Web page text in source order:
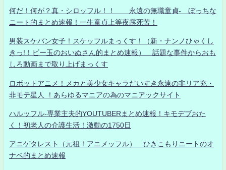
何だ！何が？真・シロッフル！！ 永遠の無職童貞- ぼっちな
ニート的まとめ速報！一生童貞上等夜露死苦！
男装スケバン女子！スケッフルまっくす！（新・ナンノひゃくし
きっ!！ビー玉のおいぬさん的まとめ速報） 話題な事件からおも
しろ動画まで取り上げまっくす
ロボットアニメ！メカと美少女キャラだいすき永遠の非リア充・
非モテ星人 ！あらゆるマニアの為のマニアックサイト
ハルッフル-専業主夫的YOUTUBERまとめ速報！キモデブおた
く！初老人の介護生活！激動の1750日
アニゲタレスト（元祖！アニメッフル） ひきこもりニートのオ
ナベ的まとめ速報